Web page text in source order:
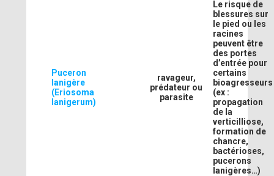
Puceron
lanigère
(Eriosoma
lanigerum)
ravageur,
prédateur ou
parasite
Le risque de
blessures sur
le pied ou les
racines
peuvent être
des portes
d’entrée pour
certains
bioagresseurs
(ex :
propagation
de la
verticilliose,
formation de
chancre,
bactérioses,
pucerons
lanigères…)